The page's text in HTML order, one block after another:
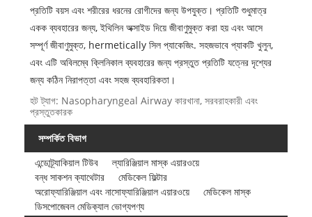
প্রতিটি বয়স এবং শরীরের ধরনের রোগীদের জন্য উপযুক্ত। প্রতিটি শুধুমাত্র
একক ব্যবহারের জন্য, ইথিলিন অক্সাইড দিয়ে জীবাণুমুক্ত করা হয় এবং আসে
সম্পূর্ণ জীবাণুমুক্ত, hermetically সিল প্যাকেজিং. সহজভাবে প্যাকটি খুলুন,
এবং এটি অবিলম্বে ক্লিনিকাল ব্যবহারের জন্য প্রস্তুত প্রতিটি যত্নের দৃশ্যের
জন্য কঠিন নিরাপত্তা এবং সহজ ব্যবহারিকতা।
হট ট্যাগ: Nasopharyngeal Airway কারখানা, সরবরাহকারী এবং
প্রস্তুতকারক
সম্পর্কিত বিভাগ
এন্ডোট্র্যাকিয়াল টিউব
ল্যারিঞ্জিয়াল মাস্ক এয়ারওয়ে
বন্ধ সাকশন ক্যাথেটার
মেডিকেল ফিল্টার
অরোফ্যারিঞ্জিয়াল এবং নাসোফ্যারিঞ্জিয়াল এয়ারওয়ে
মেডিকেল মাস্ক
ডিসপোজেবল মেডিক্যাল ভোগ্যপণ্য